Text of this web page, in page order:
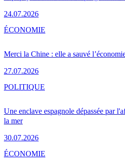
24.07.2026
Merci la Chine : elle a sauvé
27.07.2026
ÉCONOMIE
Une enclave espagnole dépassée par
la mer
30.07.2026
POLITIQUE
ÉCONOMIE